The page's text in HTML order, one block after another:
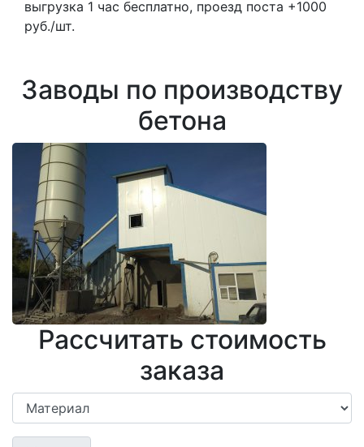
выгрузка 1 час бесплатно, проезд поста +1000
руб./шт.
Заводы по производству
бетона
Рассчитать стоимость
заказа